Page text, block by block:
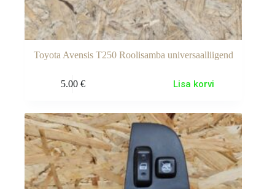
Toyota Avensis T250 Roolisamba universaalliigend
5.00 € Lisa korvi